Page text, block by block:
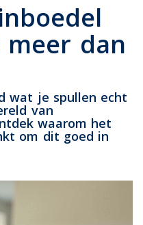
meer dan
wat je spullen echt
van
waarom het
om dit goed in